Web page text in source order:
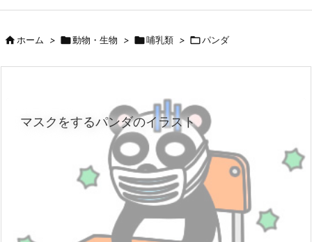
ホーム > 動物・生物 > 哺乳類 > パンダ
マスクをするパンダのイラスト